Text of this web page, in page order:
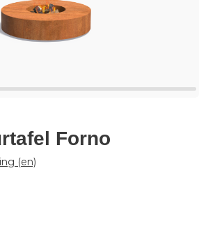
Forno
(en)